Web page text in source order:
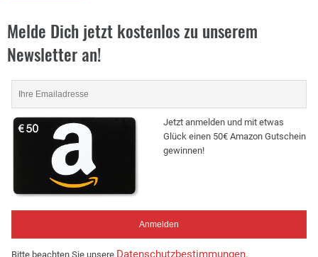
Melde Dich jetzt kostenlos zu unserem
Newsletter an!
Jetzt anmelden und mit etwas
Glück einen 50€ Amazon Gutschein
gewinnen!
Bitte beachten Sie unsere Datenschutzbestimmungen.